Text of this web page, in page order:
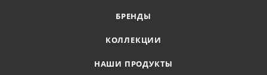
БРЕНДЫ
КОЛЛЕКЦИИ
НАШИ ПРОДУКТЫ